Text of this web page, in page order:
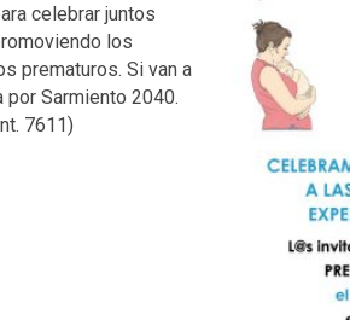
celebrar juntos
los
prematuros. Si van a
por Sarmiento 2040.
7611)